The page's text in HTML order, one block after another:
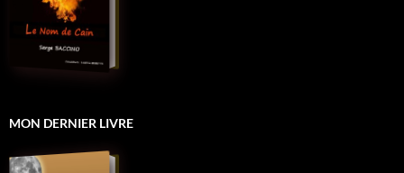
MON DERNIER LIVRE